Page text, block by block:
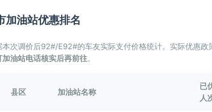
加油站优惠排名
本次调价后92#/E92#的车友实际支付价格统计。实际优惠政
加油站电话核实后再前往。
县区 加油站名称
已
人